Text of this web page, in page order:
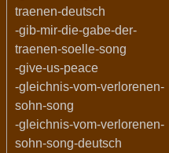
traenen-deutsch
-gib-mir-die-gabe-der-
traenen-soelle-song
-give-us-peace
-gleichnis-vom-verlorenen-
sohn-song
-gleichnis-vom-verlorenen-
sohn-song-deutsch